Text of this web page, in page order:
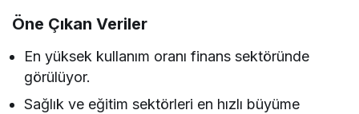
Öne Çıkan Veriler
En yüksek kullanım oranı finans sektöründe
görülüyor.
Sağlık ve eğitim sektörleri en hızlı büyüme